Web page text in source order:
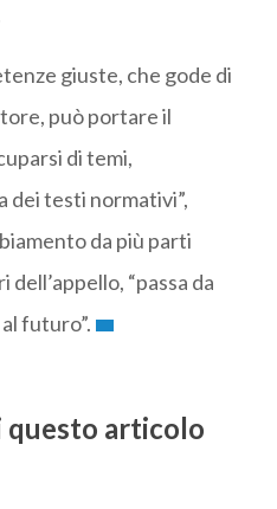
giuste, che gode di
può portare il
di temi,
dei testi normativi”,
da più parti
“passa da
futuro”.
questo articolo